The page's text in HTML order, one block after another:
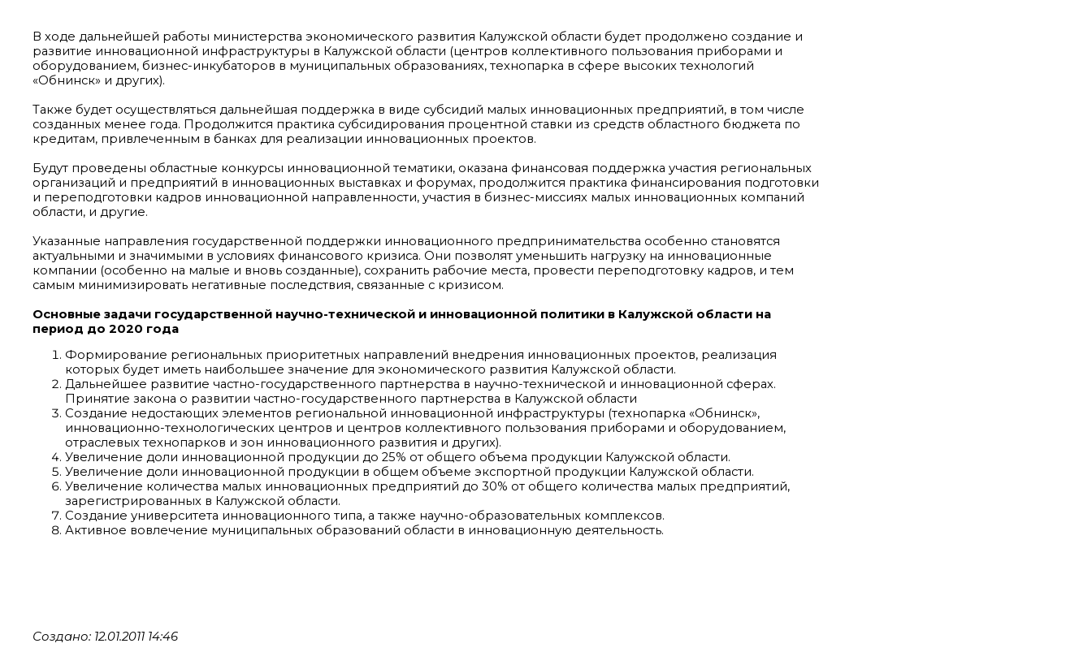
В ходе дальнейшей работы министерства экономического развития Калужской области будет продолжено создание и
развитие инновационной инфраструктуры в Калужской области (центров коллективного пользования приборами и
оборудованием, бизнес-инкубаторов в муниципальных образованиях, технопарка в сфере высоких технологий
«Обнинск» и других).
Также будет осуществляться дальнейшая поддержка в виде субсидий малых инновационных предприятий, в том числе
созданных менее года. Продолжится практика субсидирования процентной ставки из средств областного бюджета по
кредитам, привлеченным в банках для реализации инновационных проектов.
Будут проведены областные конкурсы инновационной тематики, оказана финансовая поддержка участия региональных
организаций и предприятий в инновационных выставках и форумах, продолжится практика финансирования подготовки
и переподготовки кадров инновационной направленности, участия в бизнес-миссиях малых инновационных компаний
области, и другие.
Указанные направления государственной поддержки инновационного предпринимательства особенно становятся
актуальными и значимыми в условиях финансового кризиса. Они позволят уменьшить нагрузку на инновационные
компании (особенно на малые и вновь созданные), сохранить рабочие места, провести переподготовку кадров, и тем
самым минимизировать негативные последствия, связанные с кризисом.
Основные задачи государственной научно-технической и инновационной политики в Калужской области на
период до 2020 года
Формирование региональных приоритетных направлений внедрения инновационных проектов, реализация
которых будет иметь наибольшее значение для экономического развития Калужской области.
Дальнейшее развитие частно-государственного партнерства в научно-технической и инновационной сферах.
Принятие закона о развитии частно-государственного партнерства в Калужской области
Создание недостающих элементов региональной инновационной инфраструктуры (технопарка «Обнинск»,
инновационно-технологических центров и центров коллективного пользования приборами и оборудованием,
отраслевых технопарков и зон инновационного развития и других).
Увеличение доли инновационной продукции до 25% от общего объема продукции Калужской области.
Увеличение доли инновационной продукции в общем объеме экспортной продукции Калужской области.
Увеличение количества малых инновационных предприятий до 30% от общего количества малых предприятий,
зарегистрированных в Калужской области.
Создание университета инновационного типа, а также научно-образовательных комплексов.
Активное вовлечение муниципальных образований области в инновационную деятельность.
Создано: 12.01.2011 14:46